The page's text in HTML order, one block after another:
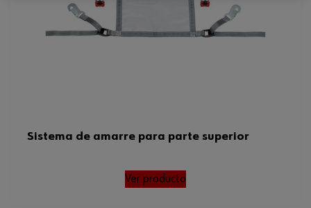
Sistema de amarre para parte superior
Ver producto